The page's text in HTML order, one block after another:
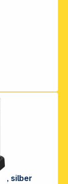
by Delonghi, silber
vorbehalten.